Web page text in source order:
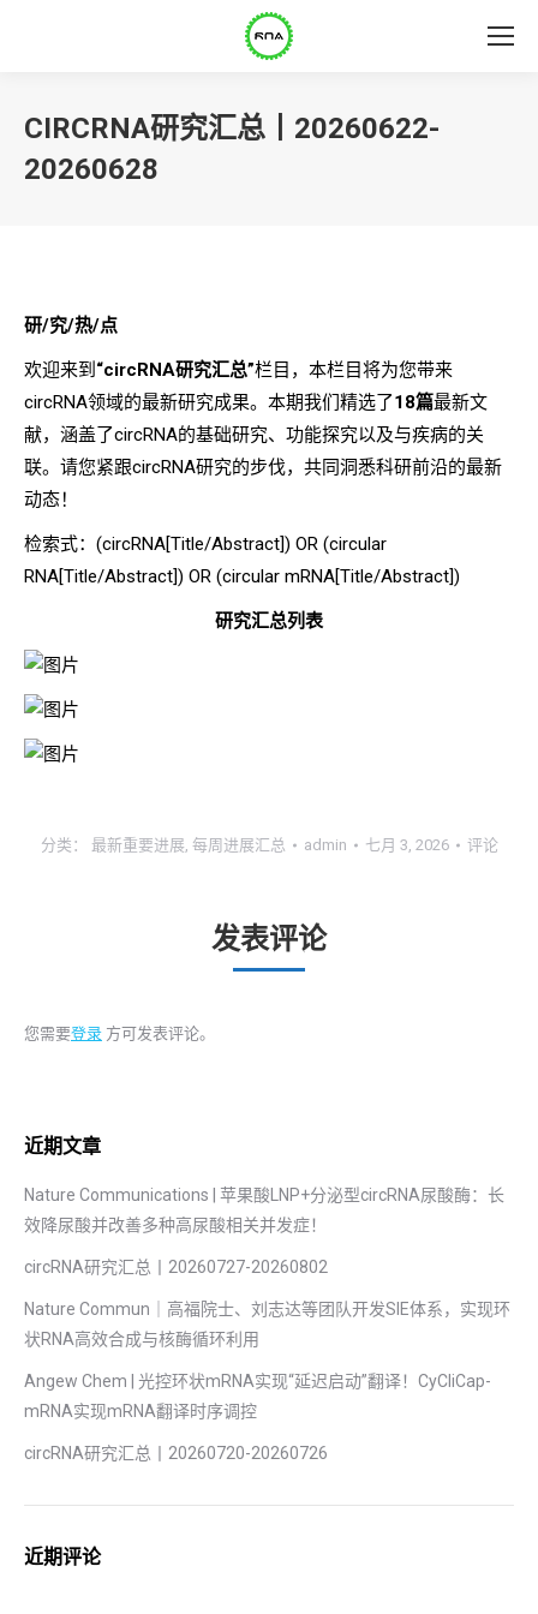
CIRCRNA研究汇总丨20260622-
20260628
研/究/热/点
欢迎来到 “circRNA研究汇总”栏目，本栏目将为您带来
circRNA领域的最新研究成果。本期我们精选了18篇最新文
献，涵盖了circRNA的基础研究、功能探究以及与疾病的关
联。请您紧跟circRNA研究的步伐，共同洞悉科研前沿的最新
动态！
检索式：(circRNA[Title/Abstract]) OR (circular
RNA[Title/Abstract]) OR (circular mRNA[Title/Abstract])
研究汇总列表
分类： 最新重要进展, 每周进展汇总 admin 七月 3, 2026 评论
发表评论
您需要登录 方可发表评论。
近期文章
Nature Communications | 苹果酸LNP+分泌型circRNA尿酸酶：长
效降尿酸并改善多种高尿酸相关并发症！
circRNA研究汇总丨20260727-20260802‍
Nature Commun｜高福院士、刘志达等团队开发SIE体系，实现环
状RNA高效合成与核酶循环利用
Angew Chem | 光控环状mRNA实现“延迟启动”翻译！CyCliCap-
mRNA实现mRNA翻译时序调控
circRNA研究汇总丨20260720-20260726
近期评论